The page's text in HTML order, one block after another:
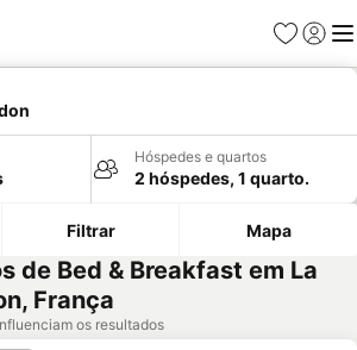
Favoritos
Iniciar
Hóspedes e quartos
2 hóspedes, 1 quarto.
Filtrar Mapa
de Bed & Breakfast em La
França
os resultados